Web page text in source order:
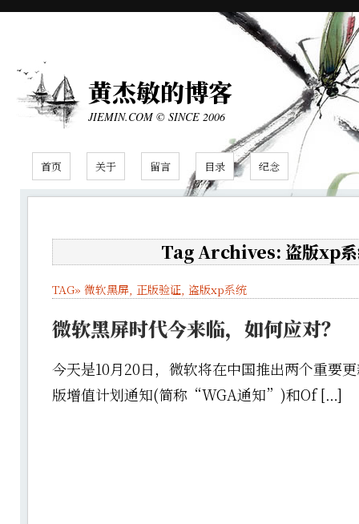
黄杰敏的博客
JIEMIN.COM © SINCE 2006
首页 关于 留言 目录 纪念
Tag Archives: 盗版xp
TAG» 微软黑屏, 正版验证, 盗版xp系统
微软黑屏时代今来临，如何应对？
今天是10月20日，微软将在中国推出两个重要
版增值计划通知(简称“WGA通知”)和Of […]